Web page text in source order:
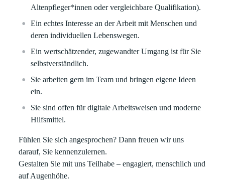
Altenpfleger*innen oder vergleichbare Qualifikation).
Ein echtes Interesse an der Arbeit mit Menschen und
deren individuellen Lebenswegen.
Ein wertschätzender, zugewandter Umgang ist für Sie
selbstverständlich.
Sie arbeiten gern im Team und bringen eigene Ideen
ein.
Sie sind offen für digitale Arbeitsweisen und moderne
Hilfsmittel.
Fühlen Sie sich angesprochen?Dann freuen wir uns
darauf, Sie kennenzulernen.
Gestalten Sie mit uns Teilhabe – engagiert, menschlich und
auf Augenhöhe.